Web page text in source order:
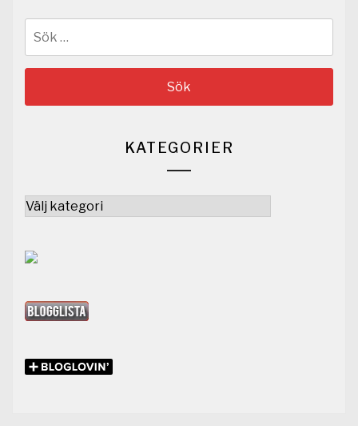
KATEGORIER
Kategorier